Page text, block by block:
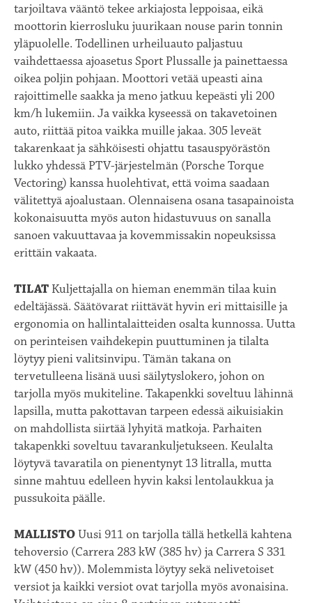
tarjoiltava vääntö tekee arkiajosta leppoisaa, eikä
moottorin kierrosluku juurikaan nouse parin tonnin
yläpuolelle. Todellinen urheiluauto paljastuu
vaihdettaessa ajoasetus Sport Plussalle ja painettaessa
oikea poljin pohjaan. Moottori vetää upeasti aina
rajoittimelle saakka ja meno jatkuu kepeästi yli 200
km/h lukemiin. Ja vaikka kyseessä on takavetoinen
auto, riittää pitoa vaikka muille jakaa. 305 leveät
takarenkaat ja sähköisesti ohjattu tasauspyörästön
lukko yhdessä PTV-järjestelmän (Porsche Torque
Vectoring) kanssa huolehtivat, että voima saadaan
välitettyä ajoalustaan. Olennaisena osana tasapainoista
kokonaisuutta myös auton hidastuvuus on sanalla
sanoen vakuuttavaa ja kovemmissakin nopeuksissa
erittäin vakaata.
TILAT Kuljettajalla on hieman enemmän tilaa kuin
edeltäjässä. Säätövarat riittävät hyvin eri mittaisille ja
ergonomia on hallintalaitteiden osalta kunnossa. Uutta
on perinteisen vaihdekepin puuttuminen ja tilalta
löytyy pieni valitsinvipu. Tämän takana on
tervetulleena lisänä uusi säilytyslokero, johon on
tarjolla myös mukiteline. Takapenkki soveltuu lähinnä
lapsilla, mutta pakottavan tarpeen edessä aikuisiakin
on mahdollista siirtää lyhyitä matkoja. Parhaiten
takapenkki soveltuu tavarankuljetukseen. Keulalta
löytyvä tavaratila on pienentynyt 13 litralla, mutta
sinne mahtuu edelleen hyvin kaksi lentolaukkua ja
pussukoita päälle.
MALLISTOUusi 911 on tarjolla tällä hetkellä kahtena
tehoversio (Carrera 283 kW (385 hv) ja Carrera S 331
kW (450 hv)). Molemmista löytyy sekä nelivetoiset
versiot ja kaikki versiot ovat tarjolla myös avonaisina.